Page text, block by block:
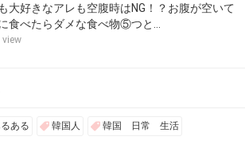
大好きなアレも空腹時はNG！？お腹が空いて
食べたらダメな食べ物⑤つと…
view
ある 韓国人 韓国 日常 生活